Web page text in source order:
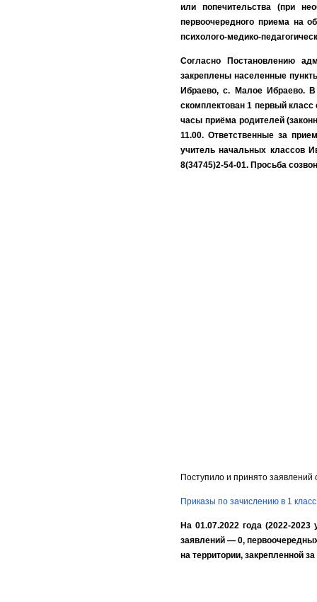
или попечительства (при
первоочередного приема на
психолого-медико-
Согласно Постановлению
закреплены населенные
Ибраево, с. Малое Ибраево.
скомплектован 1 первый
часы приёма родителей
11.00. Ответственные за
учитель начальных классов
8(34745)2-54-01. Просьба
Поступило и принято
Приказы по зачислению в 1
На 01.07.2022 года (2022-
заявлений — 0,
на территории, закрепленной